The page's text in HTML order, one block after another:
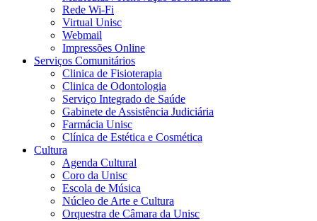
Rede Wi-Fi
Virtual Unisc
Webmail
Impressões Online
Serviços Comunitários
Clinica de Fisioterapia
Clinica de Odontologia
Serviço Integrado de Saúde
Gabinete de Assistência Judiciária
Farmácia Unisc
Clínica de Estética e Cosmética
Cultura
Agenda Cultural
Coro da Unisc
Escola de Música
Núcleo de Arte e Cultura
Orquestra de Câmara da Unisc